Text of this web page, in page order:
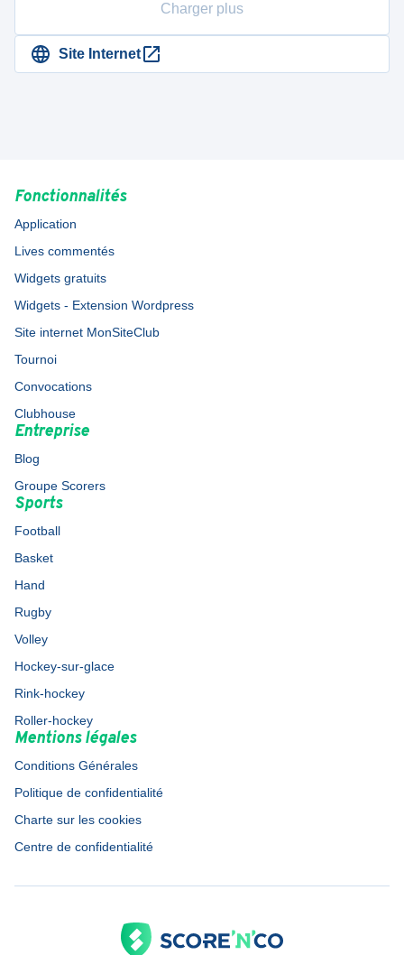
Charger plus
Site Internet
Fonctionnalités
Application
Lives commentés
Widgets gratuits
Widgets - Extension Wordpress
Site internet MonSiteClub
Tournoi
Convocations
Clubhouse
Entreprise
Blog
Groupe Scorers
Sports
Football
Basket
Hand
Rugby
Volley
Hockey-sur-glace
Rink-hockey
Roller-hockey
Mentions légales
Conditions Générales
Politique de confidentialité
Charte sur les cookies
Centre de confidentialité